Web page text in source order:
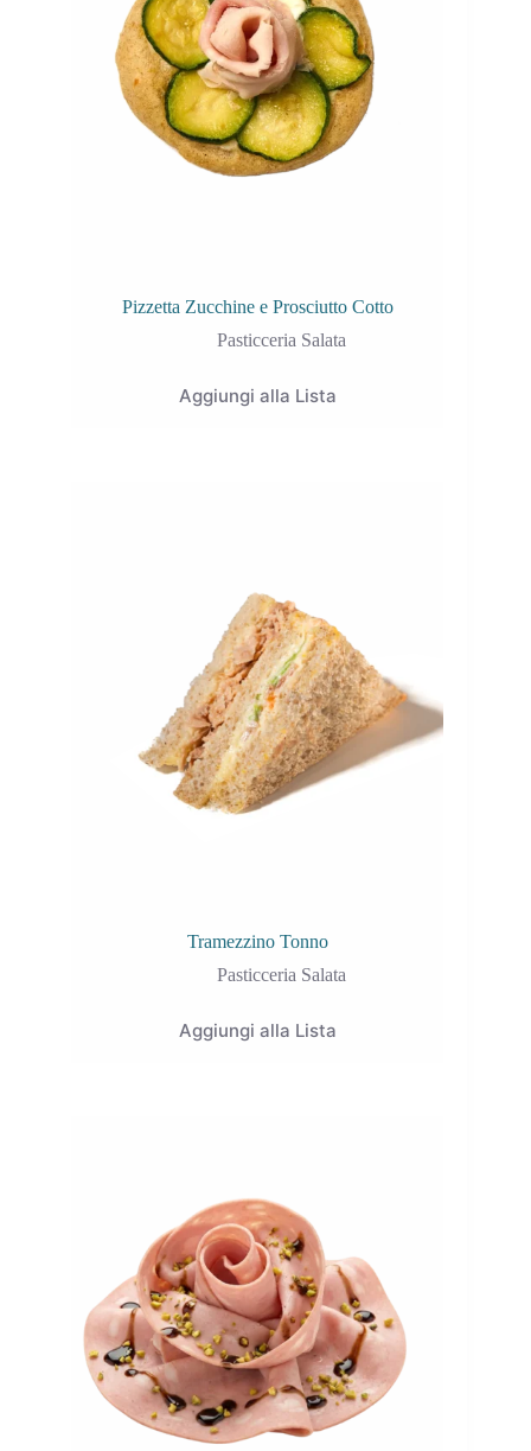
Pizzetta Zucchine e Prosciutto Cotto
Pasticceria Salata
Aggiungi alla Lista
Tramezzino Tonno
Pasticceria Salata
Aggiungi alla Lista